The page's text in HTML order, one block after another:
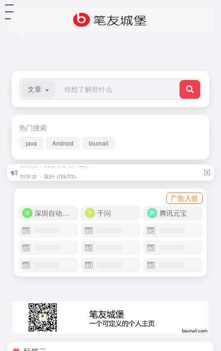
文章
热门搜索
java Android biumall
刘半农：落叶 (09/23)
广告入驻
深圳自动化商城
千问 腾讯元宝